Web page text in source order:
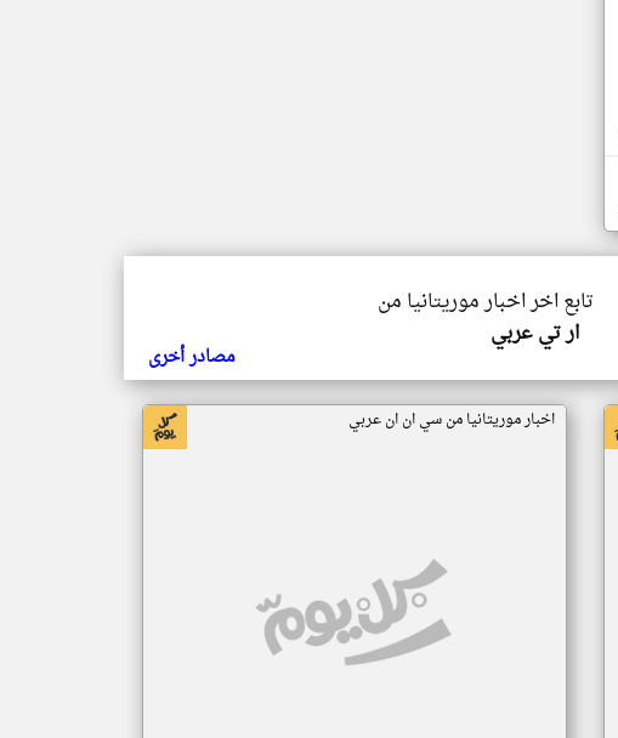
تابع اخر اخبار موريتانيا من
ار تي عربي
مصادر أخرى
اخبار موريتانيا من سي ان ان عربي